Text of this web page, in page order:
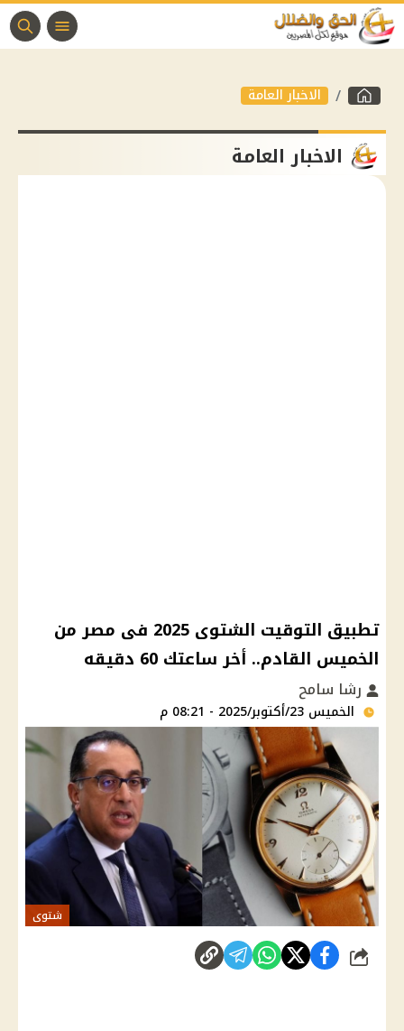
الاخبار العامة
الاخبار العامة
تطبيق التوقيت الشتوى 2025 فى مصر من
الخميس القادم.. أخر ساعتك 60 دقيقه
رشا سامح
الخميس 23/أكتوبر/2025 - 08:21 م
شتوى
شارك